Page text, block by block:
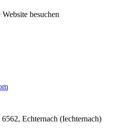
besuchen
Echternach (Iechternach)